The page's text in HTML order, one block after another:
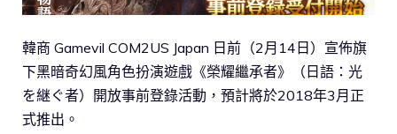
韓商 Gamevil COM2US Japan 日前（2月14日）宣佈旗
下黑暗奇幻風角色扮演遊戲《榮耀繼承者》（日語：光
を継ぐ者）開放事前登錄活動，預計將於2018年3月正
式推出。